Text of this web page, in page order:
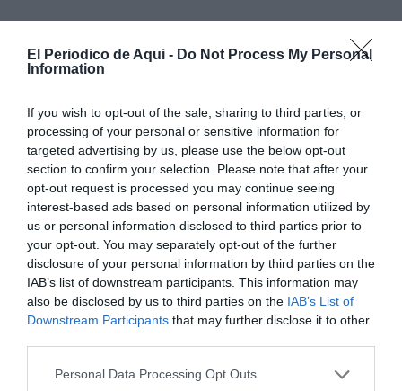
El Periodico de Aqui - Do Not Process My Personal
Information
If you wish to opt-out of the sale, sharing to third parties, or
processing of your personal or sensitive information for
targeted advertising by us, please use the below opt-out
section to confirm your selection. Please note that after your
opt-out request is processed you may continue seeing
interest-based ads based on personal information utilized by
us or personal information disclosed to third parties prior to
your opt-out. You may separately opt-out of the further
disclosure of your personal information by third parties on the
IAB’s list of downstream participants. This information may
also be disclosed by us to third parties on the IAB’s List of
Downstream Participants that may further disclose it to other
Personal Data Processing Opt Outs
Los efectivos han tenido que intervenir para liberar a